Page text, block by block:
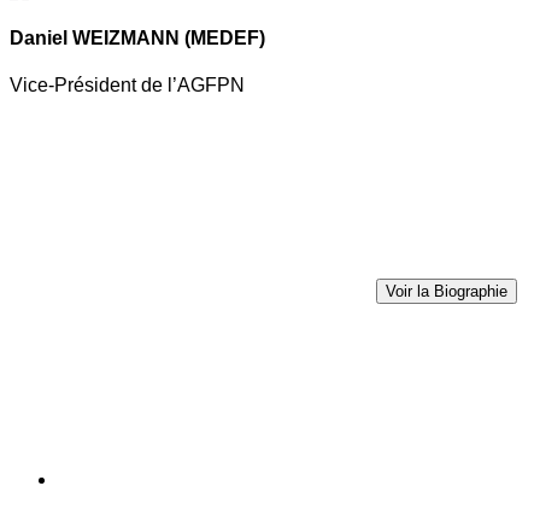
Daniel WEIZMANN (MEDEF)
Vice-Président de l’AGFPN
Voir la Biographie